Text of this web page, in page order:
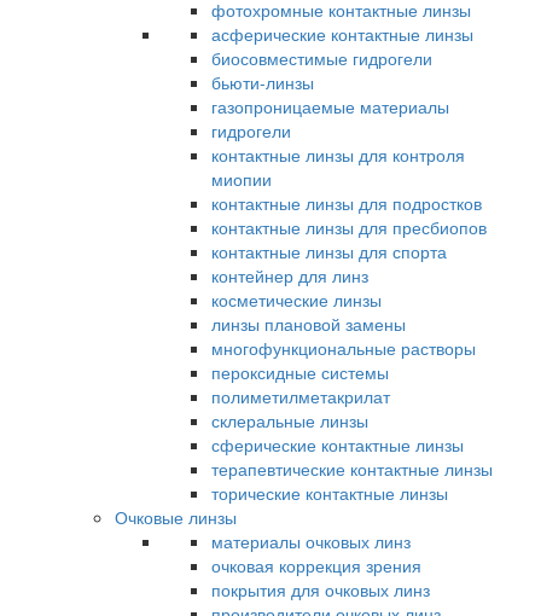
фотохромные контактные линзы
асферические контактные линзы
биосовместимые гидрогели
бьюти-линзы
газопроницаемые материалы
гидрогели
контактные линзы для контроля
миопии
контактные линзы для подростков
контактные линзы для пресбиопов
контактные линзы для спорта
контейнер для линз
косметические линзы
линзы плановой замены
многофункциональные растворы
пероксидные системы
полиметилметакрилат
склеральные линзы
сферические контактные линзы
терапевтические контактные линзы
торические контактные линзы
Очковые линзы
материалы очковых линз
очковая коррекция зрения
покрытия для очковых линз